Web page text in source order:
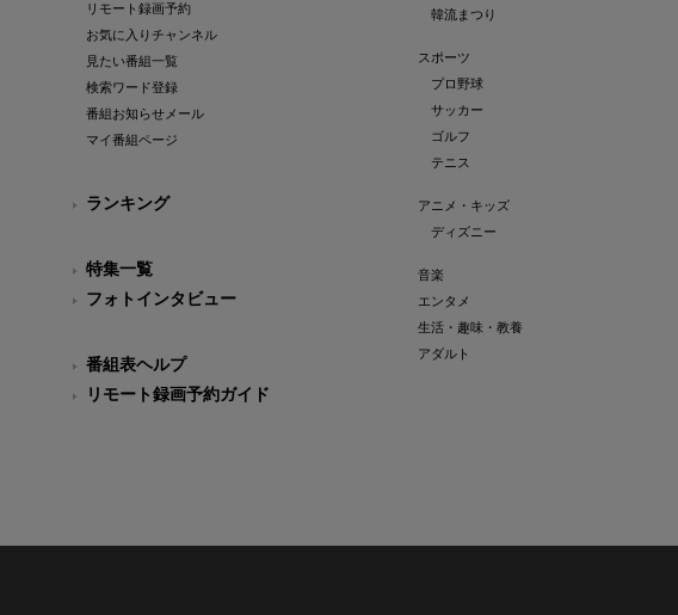
リモート録画予約
お気に入りチャンネル
見たい番組一覧
検索ワード登録
番組お知らせメール
マイ番組ページ
ランキング
特集一覧
フォトインタビュー
番組表ヘルプ
リモート録画予約ガイド
韓流まつり
スポーツ
プロ野球
サッカー
ゴルフ
テニス
アニメ・キッズ
ディズニー
音楽
エンタメ
生活・趣味・教養
アダルト